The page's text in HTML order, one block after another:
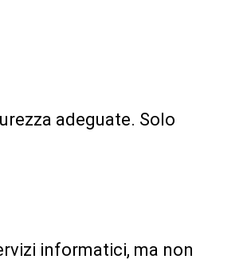
adeguate. Solo
informatici, ma non